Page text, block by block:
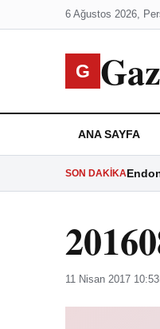
6 Ağustos 2026,
G
ANA SAYFA
SON DAKIKA
11 Nisan 2017 10:53